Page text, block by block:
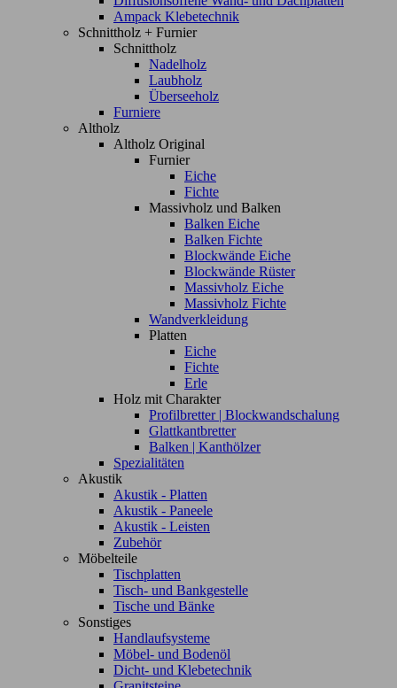
Ampack Klebetechnik
Schnittholz + Furnier
Schnittholz
Nadelholz
Laubholz
Überseeholz
Furniere
Altholz
Altholz Original
Furnier
Eiche
Fichte
Massivholz und Balken
Balken Eiche
Balken Fichte
Blockwände Eiche
Blockwände Rüster
Massivholz Eiche
Massivholz Fichte
Wandverkleidung
Platten
Eiche
Fichte
Erle
Holz mit Charakter
Profilbretter | Blockwandschalung
Glattkantbretter
Balken | Kanthölzer
Spezialitäten
Akustik
Akustik - Platten
Akustik - Paneele
Akustik - Leisten
Zubehör
Möbelteile
Tischplatten
Tisch- und Bankgestelle
Tische und Bänke
Sonstiges
Handlaufsysteme
Möbel- und Bodenöl
Dicht- und Klebetechnik